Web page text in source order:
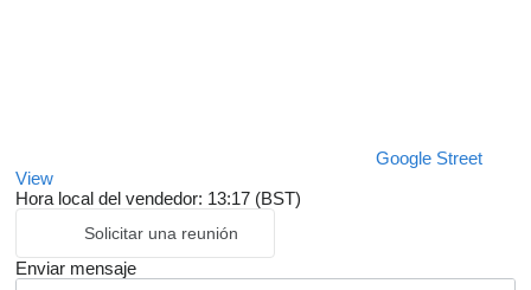
Google Street
View
Hora local del vendedor: 13:17 (BST)
Solicitar una reunión
Enviar mensaje